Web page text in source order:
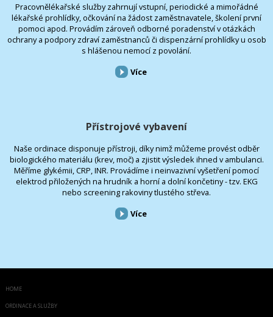
Pracovnělékařské služby zahrnují vstupní, periodické a mimořádné
lékařské prohlídky, očkování na žádost zaměstnavatele, školení první
pomoci apod. Provádím zároveň odborné poradenství v otázkách
ochrany a podpory zdraví zaměstnanců či dispenzární prohlídky u osob
s hlášenou nemocí z povolání.
Více
Přístrojové vybavení
Naše ordinace disponuje přístroji, díky nimž můžeme provést odběr
biologického materiálu (krev, moč) a zjistit výsledek ihned v ambulanci.
Měříme glykémii, CRP, INR. Provádíme i neinvazivní vyšetření pomocí
elektrod přiložených na hrudník a horní a dolní končetiny - tzv. EKG
nebo screening rakoviny tlustého střeva.
Více
HOME
ORDINACE A SLUŽBY